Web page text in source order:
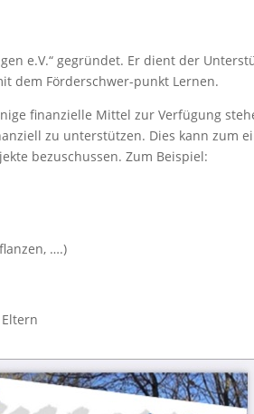
e.V.“ gegründet. Er dient der
dem Förderschwer-punkt Lernen.
finanzielle Mittel zur Verfügung
zu unterstützen. Dies kann zum
bezuschussen. Zum Beispiel:
….)